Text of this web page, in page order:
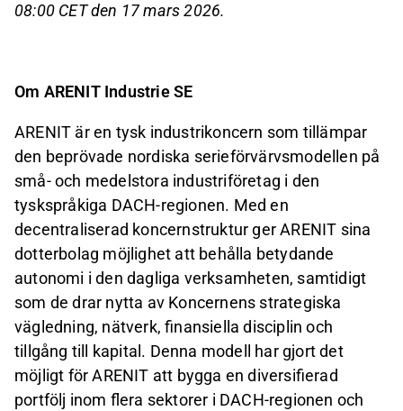
08:00 CET den 17 mars 2026.
Om ARENIT Industrie SE
ARENIT är en tysk industrikoncern som tillämpar
den beprövade nordiska serieförvärvsmodellen på
små- och medelstora industriföretag i den
tyskspråkiga DACH-regionen. Med en
decentraliserad koncernstruktur ger ARENIT sina
dotterbolag möjlighet att behålla betydande
autonomi i den dagliga verksamheten, samtidigt
som de drar nytta av Koncernens strategiska
vägledning, nätverk, finansiella disciplin och
tillgång till kapital. Denna modell har gjort det
möjligt för ARENIT att bygga en diversifierad
portfölj inom flera sektorer i DACH-regionen och